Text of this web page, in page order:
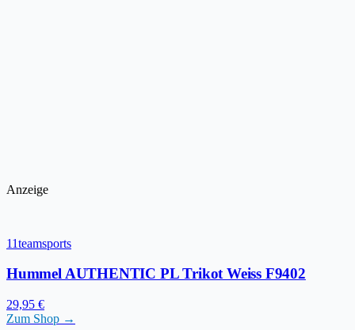
Anzeige
11teamsports
Hummel AUTHENTIC PL Trikot Weiss F9402
29,95 €
Zum Shop →